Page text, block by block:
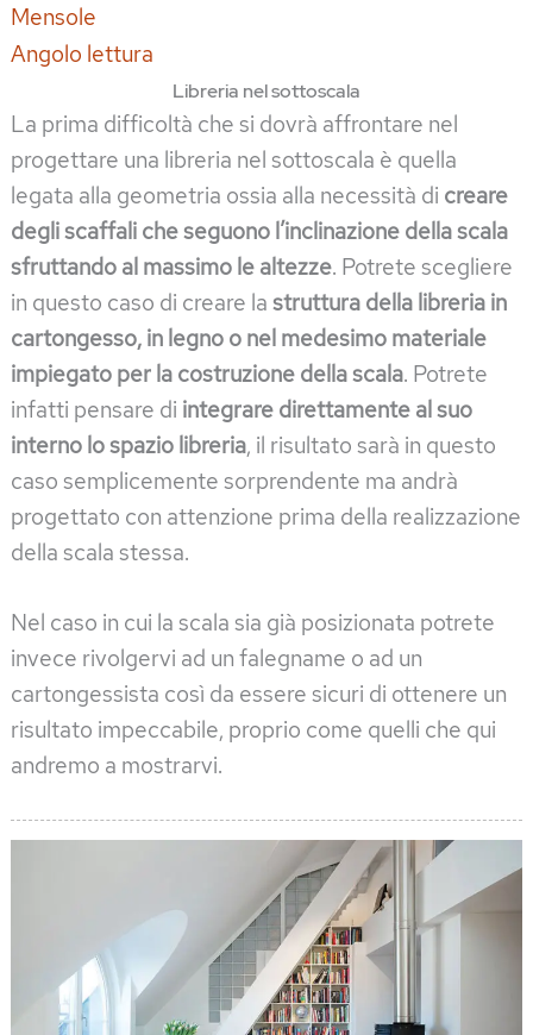
Mensole
Angolo lettura
Libreria nel sottoscala
La prima difficoltà che si dovrà affrontare nel
progettare una libreria nel sottoscala è quella
legata alla geometria ossia alla necessità di creare
degli scaffali che seguono l’inclinazione della scala
sfruttando al massimo le altezze. Potrete scegliere
in questo caso di creare la struttura della libreria in
cartongesso, in legno o nel medesimo materiale
impiegato per la costruzione della scala. Potrete
infatti pensare di integrare direttamente al suo
interno lo spazio libreria, il risultato sarà in questo
caso semplicemente sorprendente ma andrà
progettato con attenzione prima della realizzazione
della scala stessa.
Nel caso in cui la scala sia già posizionata potrete
invece rivolgervi ad un falegname o ad un
cartongessista così da essere sicuri di ottenere un
risultato impeccabile, proprio come quelli che qui
andremo a mostrarvi.